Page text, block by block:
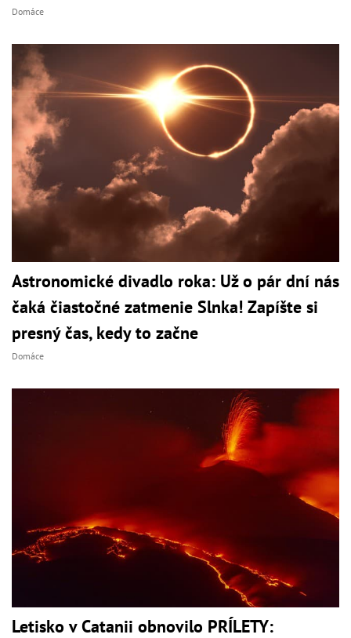
Domáce
Astronomické divadlo roka: Už o pár dní nás
čaká čiastočné zatmenie Slnka! Zapíšte si
presný čas, kedy to začne
Domáce
Letisko v Catanii obnovilo PRÍLETY: